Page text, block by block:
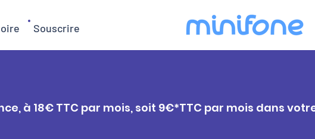
Souscrire
à 18€ TTC par mois, soit 9€*TTC par mois dans votre